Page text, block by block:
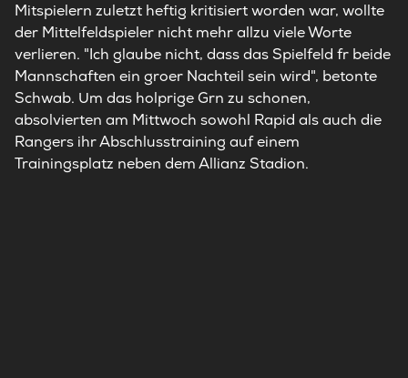
Mitspielern zuletzt heftig kritisiert worden war, wollte
der Mittelfeldspieler nicht mehr allzu viele Worte
verlieren. "Ich glaube nicht, dass das Spielfeld fr beide
Mannschaften ein groer Nachteil sein wird", betonte
Schwab. Um das holprige Grn zu schonen,
absolvierten am Mittwoch sowohl Rapid als auch die
Rangers ihr Abschlusstraining auf einem
Trainingsplatz neben dem Allianz Stadion.